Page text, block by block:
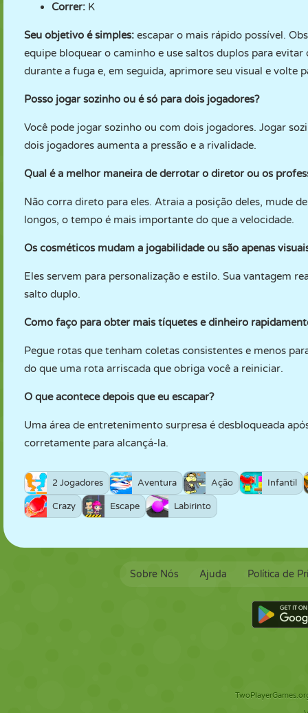
Correr: K
Seu objetivo é simples: escapar o mais rápido possível.
equipe bloquear o caminho e use saltos duplos para
durante a fuga e, em seguida, aprimore seu visual e volte
Posso jogar sozinho ou é só para dois jogadores?
Você pode jogar sozinho ou com dois jogadores. Jogar
dois jogadores aumenta a pressão e a rivalidade.
Qual é a melhor maneira de derrotar o diretor ou os
Não corra direto para eles. Atraia a posição deles, mude
longos, o tempo é mais importante do que a velocidade.
Os cosméticos mudam a jogabilidade ou são apenas
Eles servem para personalização e estilo. Sua vantagem
salto duplo.
Como faço para obter mais tíquetes e dinheiro
Pegue rotas que tenham coletas consistentes e menos
do que uma rota arriscada que obriga você a reiniciar.
O que acontece depois que eu escapar?
Uma área de entretenimento surpresa é desbloqueada
corretamente para alcançá-la.
2 Jogadores Aventura Ação Infantil
Crazy Escape Labirinto
Sobre Nós Ajuda Política de